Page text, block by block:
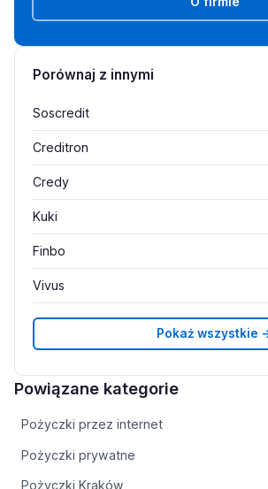
Porównaj z innymi
Soscredit
Creditron
Credy
Kuki
Finbo
Vivus
Pokaż wszystkie
Powiązane kategorie
Pożyczki przez internet
Pożyczki prywatne
Pożyczki Kraków